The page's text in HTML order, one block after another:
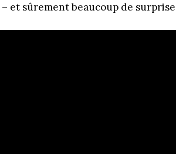
– et sûrement beaucoup de